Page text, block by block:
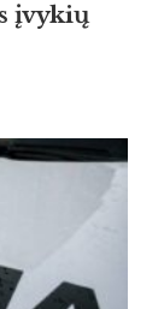
įvykių